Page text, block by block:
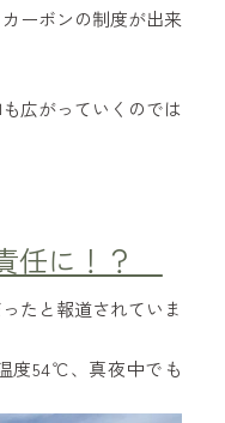
ーボンの制度が出来
広がっていくのでは
任に！？
たと報道されていま
度54℃、真夜中でも